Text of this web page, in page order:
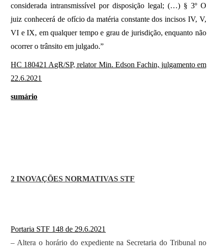
considerada intransmissível por disposição legal; (…) § 3º O
juiz conhecerá de ofício da matéria constante dos incisos IV, V,
VI e IX, em qualquer tempo e grau de jurisdição, enquanto não
ocorrer o trânsito em julgado.”
HC 180421 AgR/SP, relator Min. Edson Fachin, julgamento em
22.6.2021
sumário
2 INOVAÇÕES NORMATIVAS STF
Portaria STF 148 de 29.6.2021
– Altera o horário do expediente na Secretaria do Tribunal no